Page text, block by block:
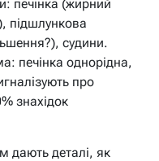
печінка (жирний
підшлункова
судини.
печінка однорідна,
про
знахідок
дають деталі, як